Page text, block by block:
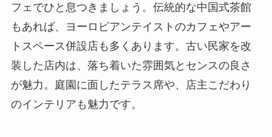
フェでひと息つきましょう。伝統的な中国式茶館
もあれば、ヨーロピアンテイストのカフェやアー
トスペース併設店も多くあります。古い民家を改
装した店内は、落ち着いた雰囲気とセンスの良さ
が魅力。庭園に面したテラス席や、店主こだわり
のインテリアも魅力です。